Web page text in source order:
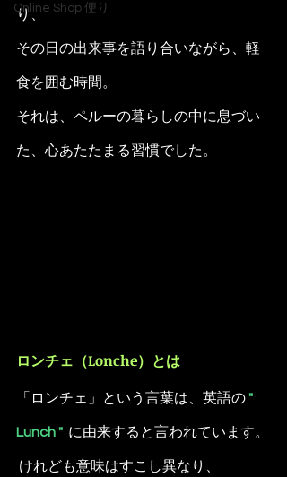
Online Shop 便り
り、
その日の出来事を語り合いながら、軽
食を囲む時間。
それは、ペルーの暮らしの中に息づい
た、心あたたまる習慣でした。
ロンチェ（Lonche）とは
「ロンチェ」という言葉は、英語の "
Lunch " に由来すると言われています。
けれども意味はすこし異なり、